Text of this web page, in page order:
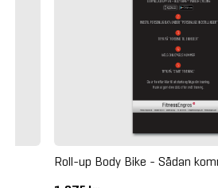
Roll-up Body Bike - Sådan